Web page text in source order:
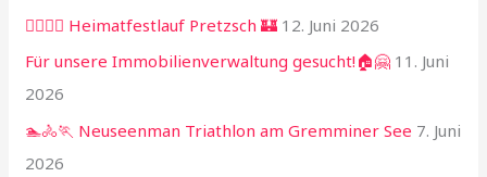
🏃‍♂️🏃‍♀️ Heimatfestlauf Pretzsch 🏰 12. Juni 2026
Für unsere Immobilienverwaltung gesucht!🏠🤗 11. Juni
2026
🏊🚴🏃 Neuseenman Triathlon am Gremminer See 7. Juni
2026